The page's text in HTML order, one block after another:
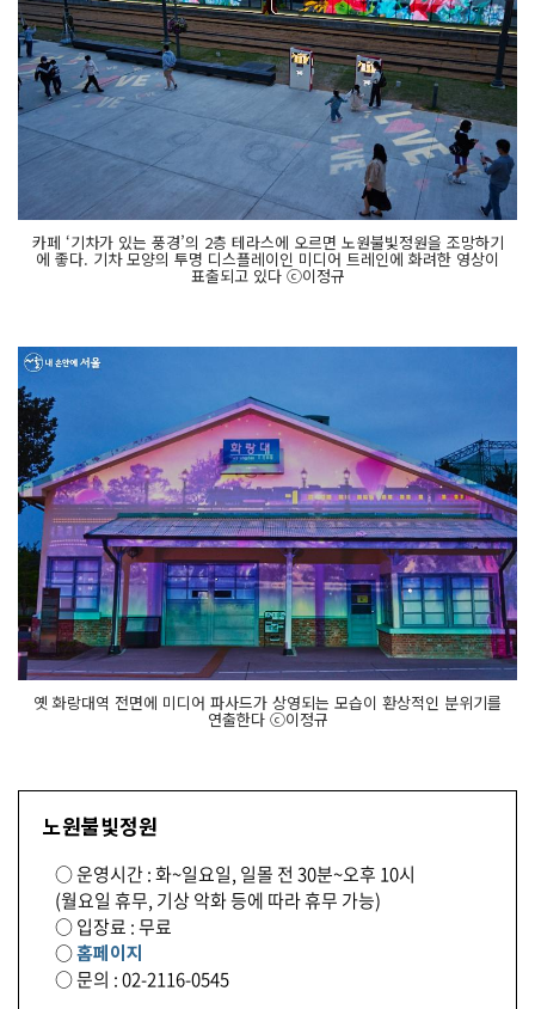
카페 ‘기차가 있는 풍경’의 2층 테라스에 오르면 노원불빛정원을 조망하기
에 좋다. 기차 모양의 투명 디스플레이인 미디어 트레인에 화려한 영상이
표출되고 있다 ⓒ이정규
옛 화랑대역 전면에 미디어 파사드가 상영되는 모습이 환상적인 분위기를
연출한다 ⓒ이정규
노원불빛정원
○ 운영시간 : 화~일요일, 일몰 전 30분~오후 10시
(월요일 휴무, 기상 악화 등에 따라 휴무 가능)
○ 입장료 : 무료
○홈페이지
○ 문의 : 02-2116-0545